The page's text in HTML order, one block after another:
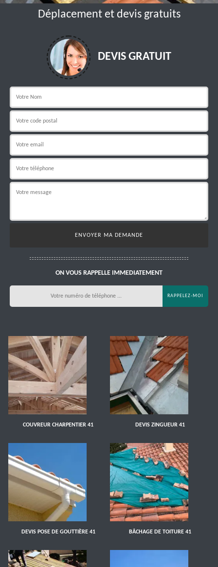
Déplacement et devis gratuits
DEVIS GRATUIT
ON VOUS RAPPELLE IMMEDIATEMENT
COUVREUR CHARPENTIER 41 DEVIS ZINGUEUR 41
DEVIS POSE DE GOUTTIÈRE 41 BÂCHAGE DE TOITURE 41